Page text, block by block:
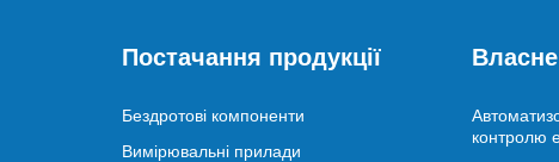
Постачання продукції
Бездротові компоненти
Вимірювальні прилади
контролю